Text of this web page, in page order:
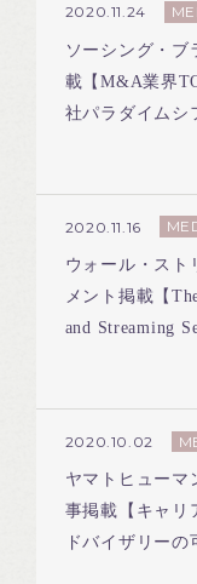
2020.11.24
ソーシング・ブ
載【M&A業界
社パラダイムシ
2020.11.16
ウォール・スト
メント掲載【
and Streaming
2020.10.02
ヤマトヒューマ
事掲載【キャ
ドバイザリーの